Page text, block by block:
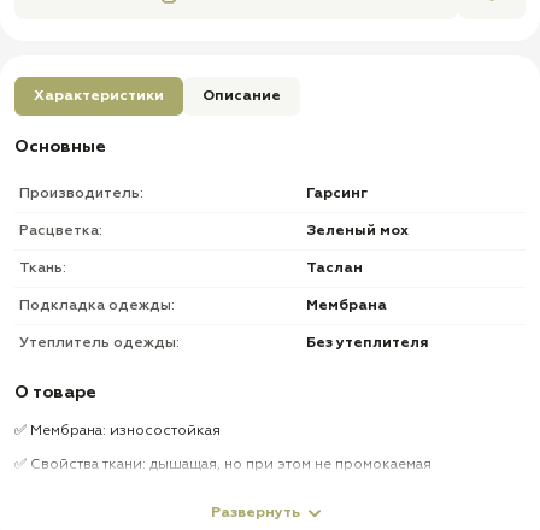
Характеристики Описание
Основные
Производитель: Гарсинг
Расцветка: Зеленый мох
Ткань: Таслан
Подкладка одежды: Мембрана
Утеплитель одежды: Без утеплителя
О товаре
✅ Мембрана: износостойкая
✅ Свойства ткани: дышащая, но при этом не промокаемая
Развернуть